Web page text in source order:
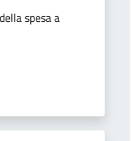
spesa a